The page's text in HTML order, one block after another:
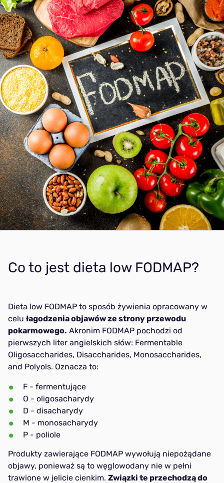
Cukrzycowa
Wegetariańska
MIND
DASH
Dla aktywnych
Na masę
Wysokobiałkowa
Przeciwzapalna
Na odporność
Co to jest dieta low FODMAP?
Dieta low FODMAP to sposób żywienia opracowany w
celu łagodzenia objawów ze strony przewodu
pokarmowego. Akronim FODMAP pochodzi od
pierwszych liter angielskich słów: Fermentable
Oligosaccharides, Disaccharides, Monosaccharides,
and Polyols. Oznacza to:
F - fermentujące
O - oligosacharydy
D - disacharydy
M - monosacharydy
P - poliole
Produkty zawierające FODMAP wywołują niepożądane
objawy, ponieważ są to węglowodany nie w pełni
trawione w jelicie cienkim. Związki te przechodzą do